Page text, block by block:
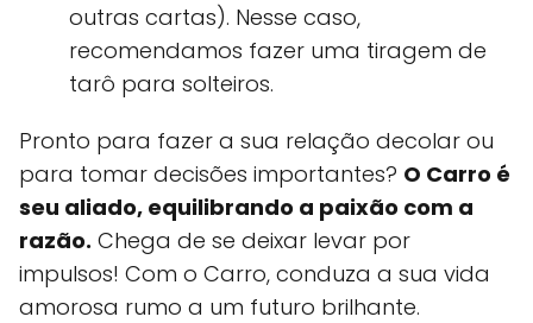
outras cartas). Nesse caso,
recomendamos fazer uma tiragem de
tarô para solteiros.
Pronto para fazer a sua relação decolar ou
para tomar decisões importantes? O Carro é
seu aliado, equilibrando a paixão com a
razão. Chega de se deixar levar por
impulsos! Com o Carro, conduza a sua vida
amorosa rumo a um futuro brilhante.